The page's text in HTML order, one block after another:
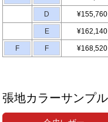
D ¥155,760
E ¥162,140
F F ¥168,520